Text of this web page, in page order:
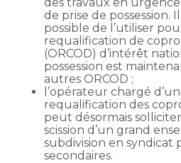
de prise de possession.
possible de l’utiliser
requalification de
(ORCOD) d’intérêt
possession est
autres ORCOD ;
l’opérateur chargé
requalification des
peut désormais
scission d’un grand
subdivision en syndicat
secondaires.